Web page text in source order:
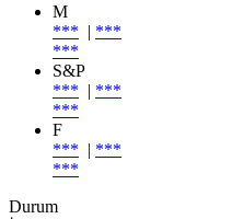
M
*** | ***
***
S&P
*** | ***
***
F
*** | ***
***
Durum